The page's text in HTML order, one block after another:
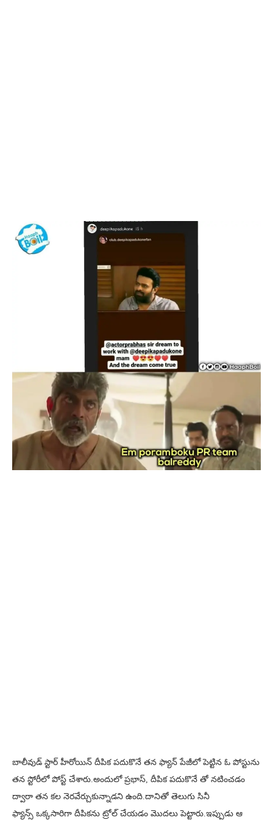
బాలీవుడ్ స్టార్ హీరోయిన్ దీపిక పదుకొనే తన ఫ్యాన్ పేజీలో పెట్టిన ఓ పోస్టును
తన స్టోరీలో పోస్ట్ చేశారు.అందులో ప్రభాస్, దీపిక పదుకొనే తో నటించడం
ద్వారా తన కల నెరవేర్చుకున్నాడని ఉంది.దానితో తెలుగు సినీ
ఫ్యాన్స్ ఒక్కసారిగా దీపికను ట్రోల్ చేయడం మొదలు పెట్టారు.ఇప్పుడు ఆ